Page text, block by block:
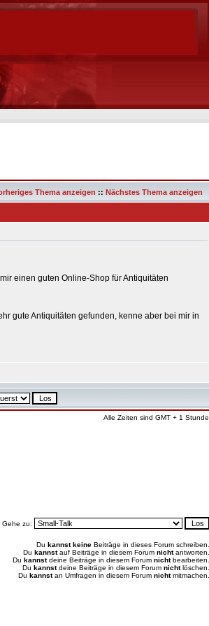
Thema anzeigen :: Nächstes Thema anzeigen
einen guten Online-Shop für Antiquitäten
gute Antiquitäten gefunden, kenne aber bei mir in
Alle Zeiten sind GMT + 1 Stunde
Gehe zu:
Du kannst keine Beiträge in dieses Forum schreiben.
Du kannstauf Beiträge in diesem Forum nichtantworten.
Du kannstdeine Beiträge in diesem Forum nichtbearbeiten.
Du kannstdeine Beiträge in diesem Forum nichtlöschen.
Du kannstan Umfragen in diesem Forum nichtmitmachen.